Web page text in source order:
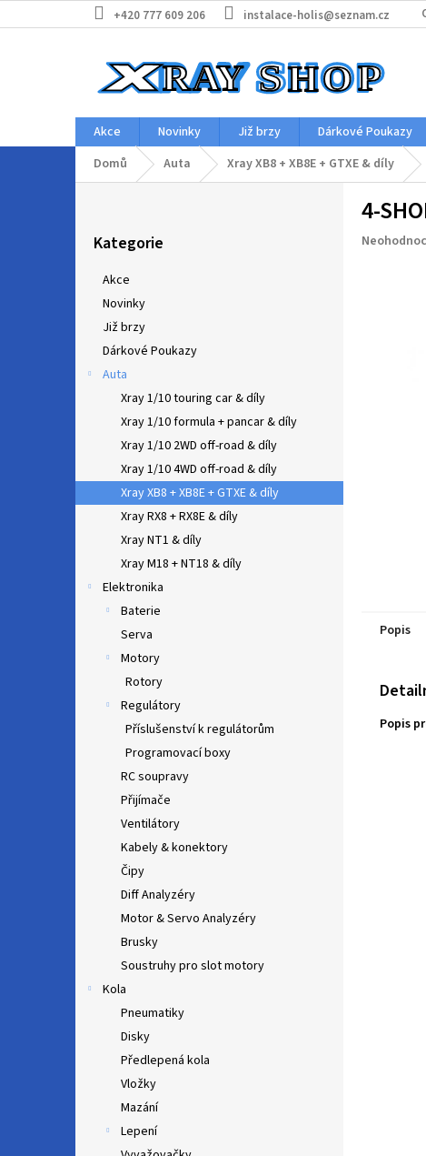
na
+420 777 609 206 instalace-holis@seznam.cz
Akce Novinky Již brzy Dárkové Poukazy
Domů
Auta Xray XB8 + XB8E + GTXE & díly
kategorie
Kategorie
Akce
Novinky
Již brzy
Dárkové Poukazy
Auta
Xray 1/10 touring car & díly
Xray 1/10 formula + pancar & díly
Xray 1/10 2WD off-road & díly
Xray 1/10 4WD off-road & díly
Xray XB8 + XB8E + GTXE & díly
Xray RX8 + RX8E & díly
Xray NT1 & díly
Xray M18 + NT18 & díly
Elektronika
Baterie
Serva
Motory
Rotory
Regulátory
Příslušenství k regulátorům
Programovací boxy
RC soupravy
Přijímače
Ventilátory
Kabely & konektory
Čipy
Diff Analyzéry
Motor & Servo Analyzéry
Brusky
Soustruhy pro slot motory
Kola
Pneumatiky
Disky
Předlepená kola
Vložky
Mazání
Lepení
4-
Průměrné
Popis
Popis